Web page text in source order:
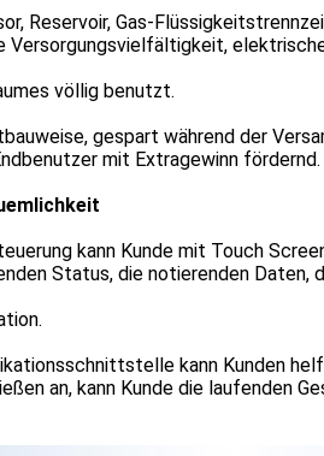
Reservoir, Gas-
Versorgungsvielfältigkeit,
völlig benutzt.
gespart während der
mit Extragewinn fördernd.
kann Kunde mit Touch
Status, die notierenden Daten,
kann Kunden
an, kann Kunde die laufenden